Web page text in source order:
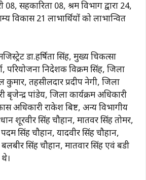
सहकारिता 08, श्रम विभाग द्वारा 24,
विकास 21 लाभार्थियों को लाभान्वित
डा.हर्षिता सिंह, मुख्य चिकत्सा
परियोजना निदेशक विक्रम सिंह, जिला
कुमार, तहसीलदार प्रदीप नेगी, जिला
बृजेन्द्र पांडेय, जिला कार्यक्रम अधिकारी
अधिकारी राकेश बिष्ट, अन्य विभागीय
शूरवीर सिंह चौहान, मातवर सिंह तोमर,
पदम सिंह चौहान, यादवीर सिंह चौहान,
सिंह चौहान, मातवार सिंह एवं बडी